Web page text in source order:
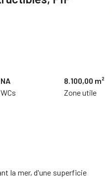
NA
WCs
8.100,00 m²
Zone utile
la mer, d'une superficie